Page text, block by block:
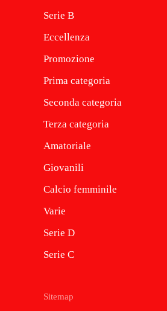
Serie B
Eccellenza
Promozione
Prima categoria
Seconda categoria
Terza categoria
Amatoriale
Giovanili
Calcio femminile
Varie
Serie D
Serie C
Sitemap